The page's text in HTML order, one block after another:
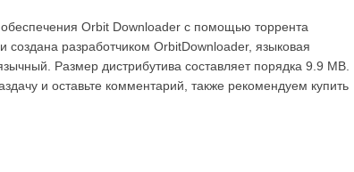
Orbit Downloader с помощью торрента
разработчиком OrbitDownloader, языковая
Размер дистрибутива составляет порядка 9.9 MB.
и оставьте комментарий, также рекомендуем купить